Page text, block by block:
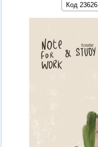
Код 23626